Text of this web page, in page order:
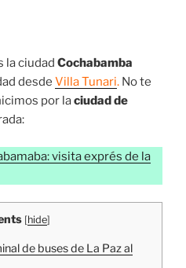
terminal de buses
la terminal de autobuses
de día. Laterminal de
muy cerquita del Centro. Se
prácticamente en el
pero no vale demasiado
un precio e irte con la
tomando el pelo.